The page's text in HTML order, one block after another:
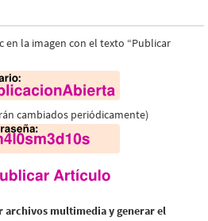
en la imagen con el texto “Publicar
cambiados periódicamente)
archivos multimedia y generar el